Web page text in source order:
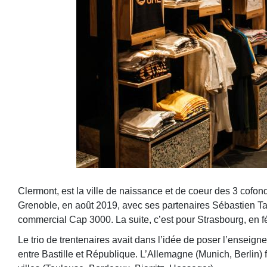
Clermont, est la ville de naissance et de coeur des 3
Grenoble, en août 2019, avec ses partenaires Sébastien
commercial Cap 3000. La suite, c’est pour Strasbourg, en
Le trio de trentenaires avait dans l’idée de poser
entre Bastille et République. L’Allemagne (Munich,